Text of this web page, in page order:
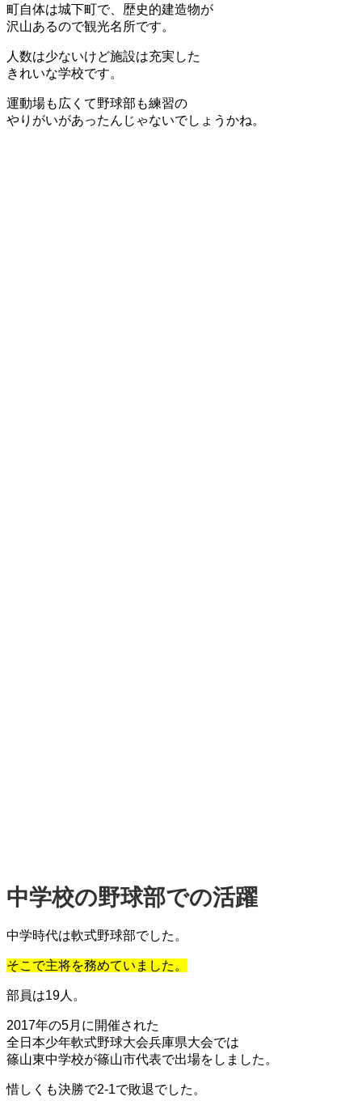
町自体は城下町で、歴史的建造物が
沢山あるので観光名所です。
人数は少ないけど施設は充実した
きれいな学校です。
運動場も広くて野球部も練習の
やりがいがあったんじゃないでしょうかね。
中学校の野球部での活躍
中学時代は軟式野球部でした。
そこで主将を務めていました。
部員は19人。
2017年の5月に開催された
全日本少年軟式野球大会兵庫県大会では
篠山東中学校が篠山市代表で出場をしました。
惜しくも決勝で2-1で敗退でした。